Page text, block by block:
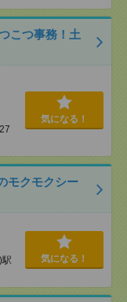
こつ事務！土
気になる！
モクモクシー
駅
気になる！